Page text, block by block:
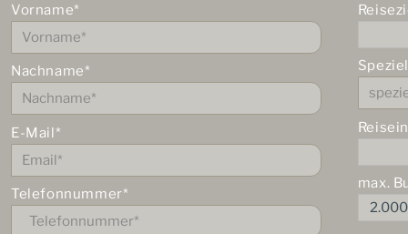
Vorname*
Nachname*
E-Mail*
Telefonnummer*
max.